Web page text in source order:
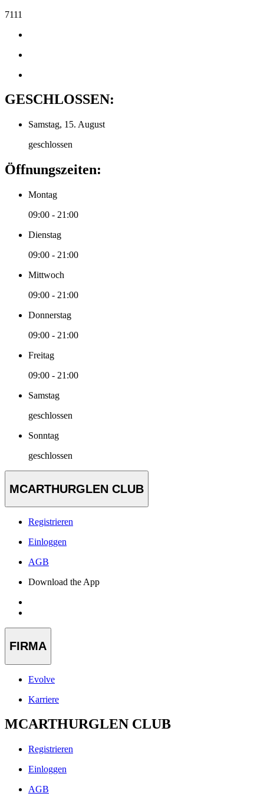
7111
GESCHLOSSEN:
Samstag, 15. August
geschlossen
Öffnungszeiten:
Montag
09:00 - 21:00
Dienstag
09:00 - 21:00
Mittwoch
09:00 - 21:00
Donnerstag
09:00 - 21:00
Freitag
09:00 - 21:00
Samstag
geschlossen
Sonntag
geschlossen
MCARTHURGLEN CLUB
Registrieren
Einloggen
AGB
Download the App
FIRMA
Evolve
Karriere
MCARTHURGLEN CLUB
Registrieren
Einloggen
AGB